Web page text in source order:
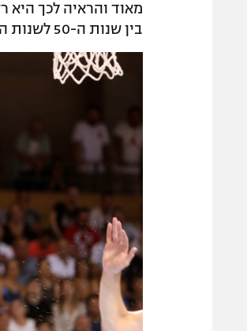
מאוד והראיה לכך
בין שנות ה-50 לשנות ה-60.